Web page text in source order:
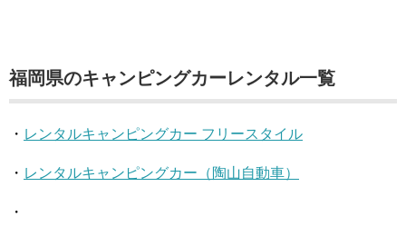
福岡県のキャンピングカーレンタル一覧
・ レンタルキャンピングカー フリースタイル
・ レンタルキャンピングカー（陶山自動車）
・